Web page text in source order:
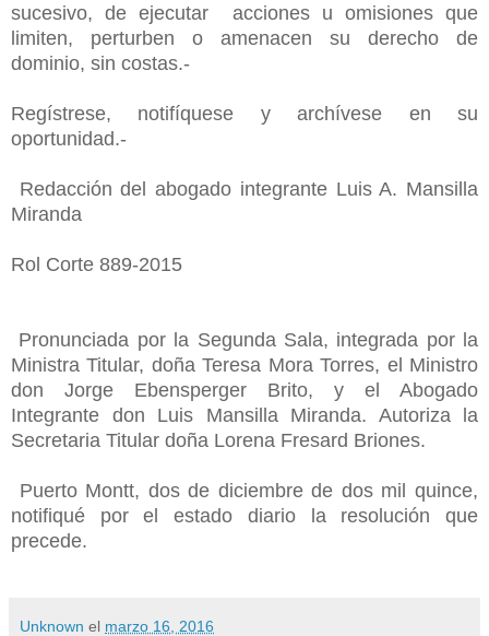
sucesivo, de ejecutar acciones u omisiones que
limiten, perturben o amenacen su derecho de
dominio, sin costas.-
Regístrese, notifíquese y archívese en su
oportunidad.-
Redacción del abogado integrante Luis A. Mansilla
Miranda
Rol Corte 889-2015
Pronunciada por la Segunda Sala, integrada por la
Ministra Titular, doña Teresa Mora Torres, el Ministro
don Jorge Ebensperger Brito, y el Abogado
Integrante don Luis Mansilla Miranda. Autoriza la
Secretaria Titular doña Lorena Fresard Briones.
Puerto Montt, dos de diciembre de dos mil quince,
notifiqué por el estado diario la resolución que
precede.
Unknown el marzo 16, 2016